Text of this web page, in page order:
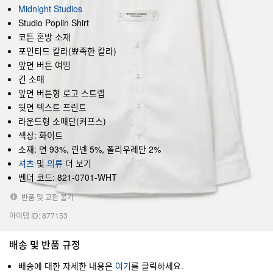
Midnight Studios
Studio Poplin Shirt
코튼 혼방 소재
포인티드 칼라(뾰족한 칼라)
앞면 버튼 여밈
긴 소매
앞면 버튼형 로고 스트랩
뒷면 텍스트 프린트
라운드형 소매단(커프스)
색상: 화이트
소재: 면 93%, 린넨 5%, 폴리우레탄 2%
셔츠 및 의류 더 보기
벤더 코드: 821-0701-WHT
반품 및 교환 불가
아이템 ID: 877153
배송 및 반품 규정
배송에 대한 자세한 내용은 여기를 클릭하세요.